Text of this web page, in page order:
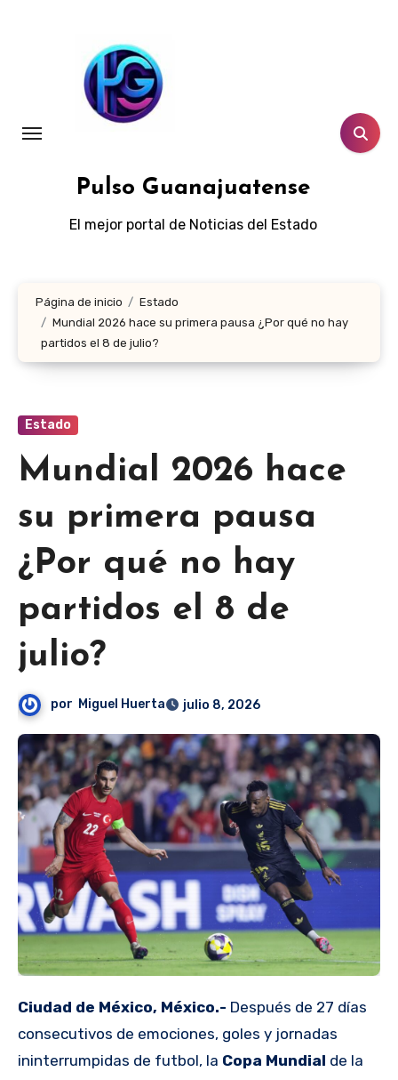
Pulso Guanajuatense
El mejor portal de Noticias del Estado
Página de inicio
Estado
Mundial 2026 hace su primera pausa ¿Por qué no hay
partidos el 8 de julio?
Estado
Mundial 2026 hace
su primera pausa
¿Por qué no hay
partidos el 8 de
julio?
por Miguel Huerta julio 8, 2026
Ciudad de México, México.- Después de 27 días
consecutivos de emociones, goles y jornadas
ininterrumpidas de futbol, la Copa Mundial de la